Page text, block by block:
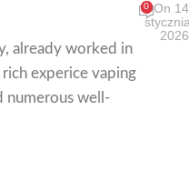
already worked in
experice vaping
numerous well-
0 On 14
2026